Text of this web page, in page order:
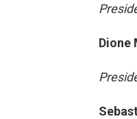
Dione